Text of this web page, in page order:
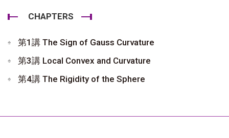
CHAPTERS
第1講 The Sign of Gauss Curvature
第3講 Local Convex and Curvature
第4講 The Rigidity of the Sphere